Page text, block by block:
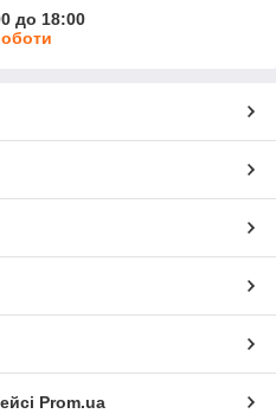
до 18:00
Prom.ua